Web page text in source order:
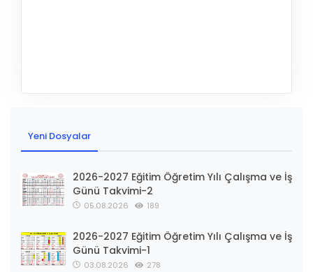
Yeni Dosyalar
2026-2027 Eğitim Öğretim Yılı Çalışma ve İş
Günü Takvimi-2
05.08.2026 189
2026-2027 Eğitim Öğretim Yılı Çalışma ve İş
Günü Takvimi-1
03.08.2026 278